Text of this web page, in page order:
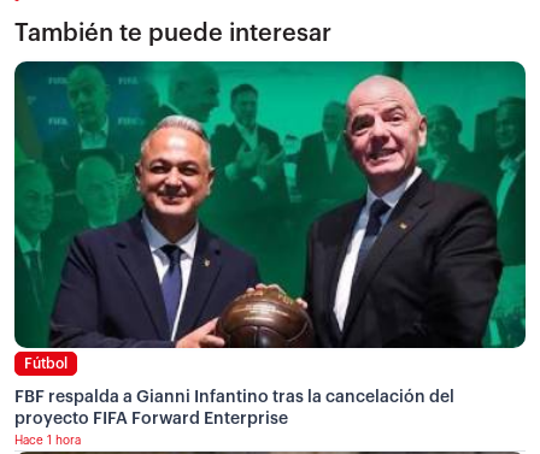
También te puede interesar
Fútbol
FBF respalda a Gianni Infantino tras la cancelación del
proyecto FIFA Forward Enterprise
Hace 1 hora